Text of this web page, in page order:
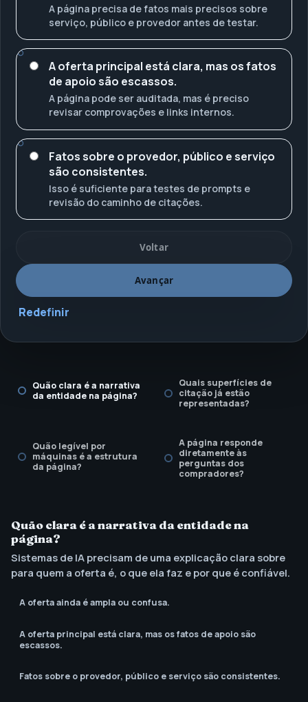
A página precisa de fatos mais precisos sobre
serviço, público e provedor antes de testar.
A oferta principal está clara, mas os fatos
de apoio são escassos.
A página pode ser auditada, mas é preciso
revisar comprovações e links internos.
Fatos sobre o provedor, público e serviço
são consistentes.
Isso é suficiente para testes de prompts e
revisão do caminho de citações.
Voltar
Avançar
Redefinir
Quão clara é a narrativa
da entidade na página?
Quais superfícies de
citação já estão
representadas?
Quão legível por
máquinas é a estrutura
da página?
A página responde
diretamente às
perguntas dos
compradores?
revisão para atualidade
e afirmações?
Quão clara é a narrativa da entidade na
página?
Sistemas de IA precisam de uma explicação clara sobre
para quem a oferta é, o que ela faz e por que é confiável.
A oferta ainda é ampla ou confusa.
A oferta principal está clara, mas os fatos de apoio são
escassos.
Fatos sobre o provedor, público e serviço são consistentes.